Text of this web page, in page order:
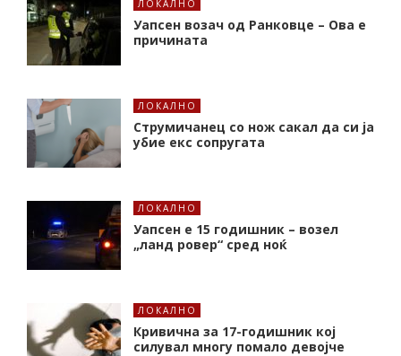
ЛОКАЛНО
Уапсен возач од Ранковце – Ова е
причината
ЛОКАЛНО
Струмичанец со нож сакал да си ја
убие екс сопругата
ЛОКАЛНО
Уапсен е 15 годишник – возел
„ланд ровер“ сред ноќ
ЛОКАЛНО
Кривична за 17-годишник кој
силувал многу помало девојче